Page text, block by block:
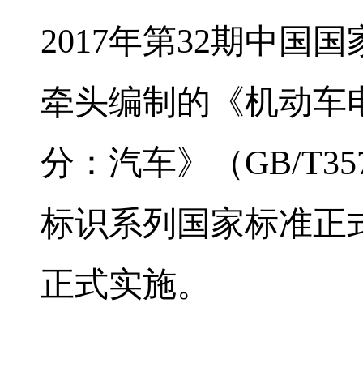
2017年第32期中国国
牵头编制的《机动车
分：汽车》（GB/
标识系列国家标准正
正式实施。